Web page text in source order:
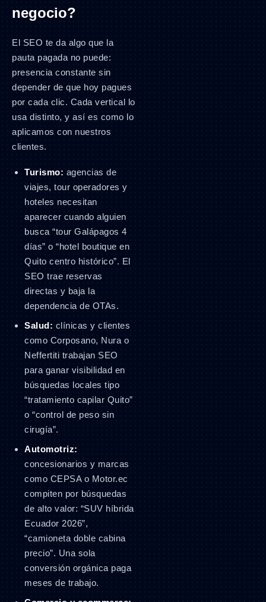
negocio?
El SEO te da algo que la
pauta pagada no puede:
presencia constante sin
depender de que hoy pagues
por cada clic. Cada vertical lo
usa distinto, y así es como lo
aplicamos con nuestros
clientes.
Turismo: agencias de
viajes, tour operadores y
hoteles necesitan
aparecer cuando alguien
busca “tour Galápagos 4
días” o “hotel boutique en
Quito centro histórico”. El
SEO trae reservas
directas y baja la
dependencia de OTAs.
Salud: clínicas y clientes
como Corposano, Nura o
Neffertiti trabajan SEO
para ganar visibilidad en
búsquedas locales tipo
“tratamiento capilar Quito”
o “control de peso sin
cirugía”.
Automotriz:
concesionarios y marcas
como CEPSA o Motor.ec
compiten por búsquedas
de alto valor: “SUV híbrida
Ecuador 2026”,
“camioneta doble cabina
precio”. Una sola
conversión orgánica paga
meses de trabajo.